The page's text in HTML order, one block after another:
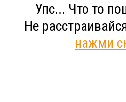
Упс... Что то
Не
нажми